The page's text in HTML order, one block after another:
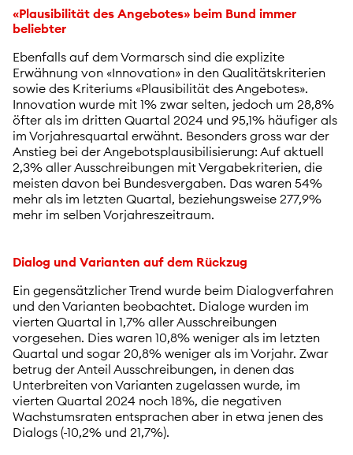
«Plausibilität des Angebotes» beim Bund immer
beliebter
Ebenfalls auf dem Vormarsch sind die explizite
Erwähnung von «Innovation» in den Qualitätskriterien
sowie des Kriteriums «Plausibilität des Angebotes».
Innovation wurde mit 1% zwar selten, jedoch um 28,8%
öfter als im dritten Quartal 2024 und 95,1% häufiger als
im Vorjahresquartal erwähnt. Besonders gross war der
Anstieg bei der Angebotsplausibilisierung: Auf aktuell
2,3% aller Ausschreibungen mit Vergabekriterien, die
meisten davon bei Bundesvergaben. Das waren 54%
mehr als im letzten Quartal, beziehungsweise 277,9%
mehr im selben Vorjahreszeitraum.
Dialog und Varianten auf dem Rückzug
Ein gegensätzlicher Trend wurde beim Dialogverfahren
und den Varianten beobachtet. Dialoge wurden im
vierten Quartal in 1,7% aller Ausschreibungen
vorgesehen. Dies waren 10,8% weniger als im letzten
Quartal und sogar 20,8% weniger als im Vorjahr. Zwar
betrug der Anteil Ausschreibungen, in denen das
Unterbreiten von Varianten zugelassen wurde, im
vierten Quartal 2024 noch 18%, die negativen
Wachstumsraten entsprachen aber in etwa jenen des
Dialogs (-10,2% und 21,7%).